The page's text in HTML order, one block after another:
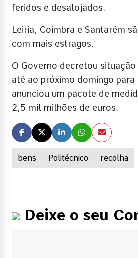
bens Politécnico recolha
feridos e desalojados.
Leiria, Coimbra e Santarém
com mais estragos.
O Governo decretou
até ao próximo domingo
anunciou um pacote de
2,5 mil milhões de euros.
Deixe o seu